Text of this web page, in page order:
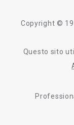
Tescoma nel
informativa
Copyright ©
Questo sito